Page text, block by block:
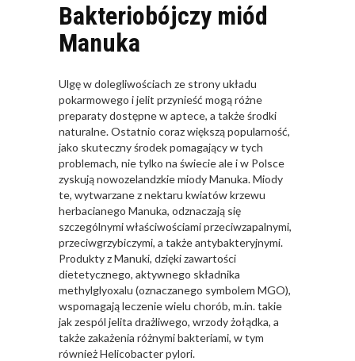
Bakteriobójczy miód
Manuka
Ulgę w dolegliwościach ze strony układu
pokarmowego i jelit przynieść mogą różne
preparaty dostępne w aptece, a także środki
naturalne. Ostatnio coraz większą popularność,
jako skuteczny środek pomagający w tych
problemach, nie tylko na świecie ale i w Polsce
zyskują nowozelandzkie miody Manuka. Miody
te, wytwarzane z nektaru kwiatów krzewu
herbacianego Manuka, odznaczają się
szczególnymi właściwościami przeciwzapalnymi,
przeciwgrzybiczymi, a także antybakteryjnymi.
Produkty z Manuki, dzięki zawartości
dietetycznego, aktywnego składnika
methylglyoxalu (oznaczanego symbolem MGO),
wspomagają leczenie wielu chorób, m.in. takie
jak zespól jelita drażliwego, wrzody żołądka, a
także zakażenia różnymi bakteriami, w tym
również Helicobacter pylori.